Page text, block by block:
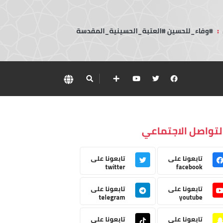
: #وفاء_للحسين #العتبة_الحسينية_المقدسة
الاجتماعي
تابعونا على
facebook
تابعونا على
twitter
تابعونا على
youtube
تابعونا على
telegram
تابعونا على
تابعونا على